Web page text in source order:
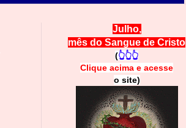
Julho,
mês do Sangue de Cristo
(👆👆👆
Clique acima e acesse
o site)